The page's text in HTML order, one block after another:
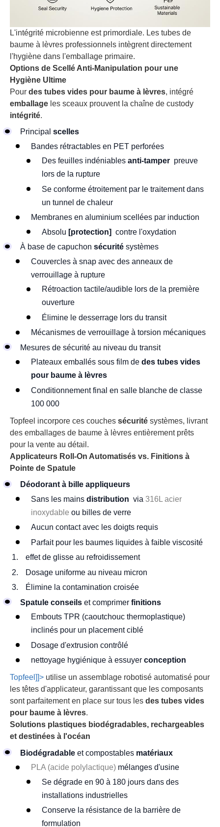
L'intégrité microbienne est primordiale. Les tubes de
baume à lèvres professionnels intègrent directement
l'hygiène dans l'emballage primaire.
Options de Scellé Anti-Manipulation pour une
Hygiène Ultime
Pour des tubes vides pour baume à lèvres, intégré
emballage les sceaux prouvent la chaîne de custody
intégrité.
Principal scelles
Bandes rétractables en PET perforées
Des feuilles indéniables anti-tamper preuve
lors de la rupture
Se conforme étroitement par le traitement dans
un tunnel de chaleur
Membranes en aluminium scellées par induction
Absolu [protection] contre l'oxydation
À base de capuchon sécurité systèmes
Couvercles à snap avec des anneaux de
verrouillage à rupture
Rétroaction tactile/audible lors de la première
ouverture
Élimine le desserrage lors du transit
Mécanismes de verrouillage à torsion mécaniques
Mesures de sécurité au niveau du transit
Plateaux emballés sous film de des tubes vides
pour baume à lèvres
Conditionnement final en salle blanche de classe
100 000
Topfeel incorpore ces couches sécurité systèmes, livrant
des emballages de baume à lèvres entièrement prêts
pour la vente au détail.
Applicateurs Roll-On Automatisés vs. Finitions à
Pointe de Spatule
Déodorant à bille appliqueurs
Sans les mains distribution via 316L acier
inoxydable ou billes de verre
Aucun contact avec les doigts requis
Parfait pour les baumes liquides à faible viscosité
effet de glisse au refroidissement
Dosage uniforme au niveau micron
Élimine la contamination croisée
Spatule conseils et comprimer finitions
Embouts TPR (caoutchouc thermoplastique)
inclinés pour un placement ciblé
Dosage d'extrusion contrôlé
nettoyage hygiénique à essuyer conception
Topfeel]]> utilise un assemblage robotisé automatisé pour
les têtes d'applicateur, garantissant que les composants
sont parfaitement en place sur tous les des tubes vides
pour baume à lèvres.
Solutions plastiques biodégradables, rechargeables
et destinées à l'océan
Biodégradable et compostables matériaux
PLA (acide polylactique) mélanges d'usine
Se dégrade en 90 à 180 jours dans des
installations industrielles
Conserve la résistance de la barrière de
formulation